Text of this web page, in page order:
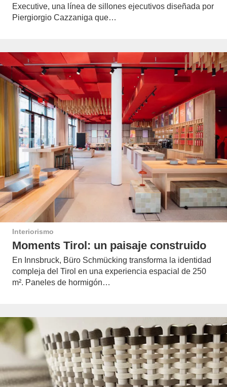
Executive, una línea de sillones ejecutivos diseñada por
Piergiorgio Cazzaniga que…
Interiorismo
Moments Tirol: un paisaje construido
En Innsbruck, Büro Schmücking transforma la identidad
compleja del Tirol en una experiencia espacial de 250
m². Paneles de hormigón…